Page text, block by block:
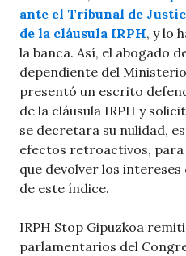
ante el Tribunal de
de la cláusula IRPH, y lo
la banca. Así, el abogado
dependiente del
presentó un escrito
de la cláusula IRPH y
se decretara su nulidad,
efectos retroactivos, para
que devolver los
de este índice.
IRPH Stop Gipuzkoa
parlamentarios del